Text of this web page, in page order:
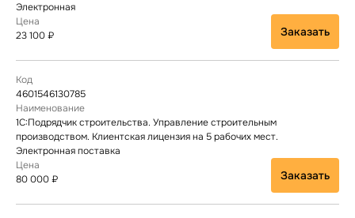
Электронная
23 100 ₽ Заказать
4601546130785
1С:Подрядчик строительства. Управление строительным
производством. Клиентская лицензия на 5 рабочих мест.
Электронная поставка
80 000 ₽ Заказать